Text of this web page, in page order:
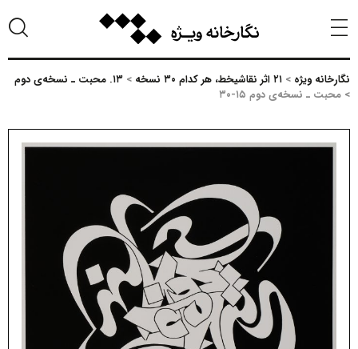
نگارخانه ویژه > ۲۱ اثر نقاشیخط، هر کدام ۳۰ نسخه > ۱۳. محبت ـ نسخه‌ی دوم
> محبت ـ نسخه‌ی دوم ۱۵-۳۰